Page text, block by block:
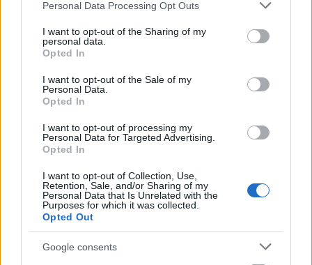
not limited to your visit or usage behaviour. You may click to
grant or deny consent to Google and its third-party tags to
use your data for below specified purposes in below Google
consent section.
Personal Data Processing Opt Outs
I want to opt-out of the Sharing of my
personal data.
Opted In
I want to opt-out of the Sale of my
Personal Data.
Opted In
I want to opt-out of processing my
Personal Data for Targeted Advertising.
Opted In
I want to opt-out of Collection, Use,
Retention, Sale, and/or Sharing of my
Personal Data that Is Unrelated with the
Purposes for which it was collected.
Opted Out
Google consents
43 σχολικές αυλές του Δήμου Αθηναίων γίνονται πιο
πράσινες και πιο δροσερές (photos)
ΑΝΑΡΤΗΘΗΚΕ ΑΠΟ ΓΙΆΝΝΗΣ ΚΟΝΤΟΓΕΏΡΓΟΣ